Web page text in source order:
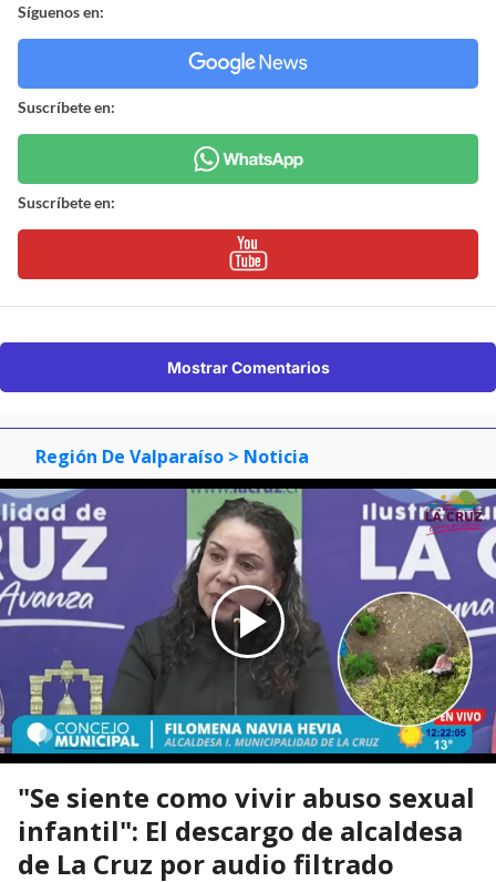
Síguenos en:
Suscríbete en:
Suscríbete en:
Mostrar Comentarios
Región De Valparaíso > Noticia
"Se siente como vivir abuso sexual
infantil": El descargo de alcaldesa
de La Cruz por audio filtrado